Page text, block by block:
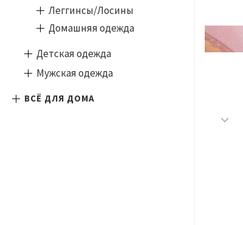
Леггинсы/Лосины
Домашняя одежда
Детская одежда
Мужская одежда
ВСЁ ДЛЯ ДОМА